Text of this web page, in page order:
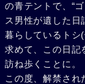
の青テントで、“
ス男性が遺した
暮らしているトシ
求めて、この日記
訪ね歩くことに。
この度、解禁さ